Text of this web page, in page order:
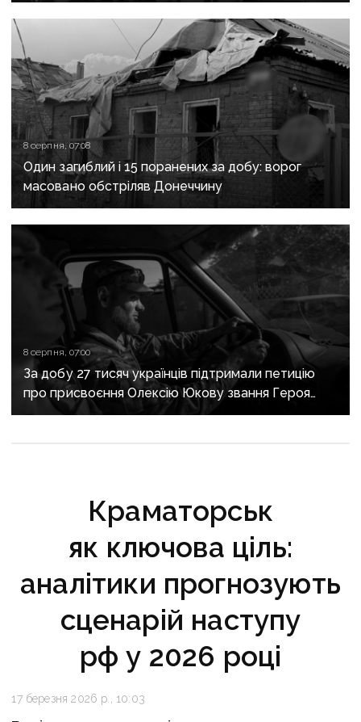
та Слов’янську
8 серпня, 07:08
Один загиблий і 15 поранених за добу: ворог
масовано обстріляв Донеччину
8 серпня, 07:00
За добу 27 тисяч українців підтримали петицію
про присвоєння Олексію Юкову звання Героя
України посмертно
Краматорськ
як ключова ціль:
аналітики прогнозують
сценарій наступу
рф у 2026 році
17 березня 2026 р., 10:03